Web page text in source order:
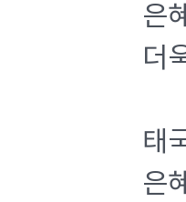
은
더
태
은